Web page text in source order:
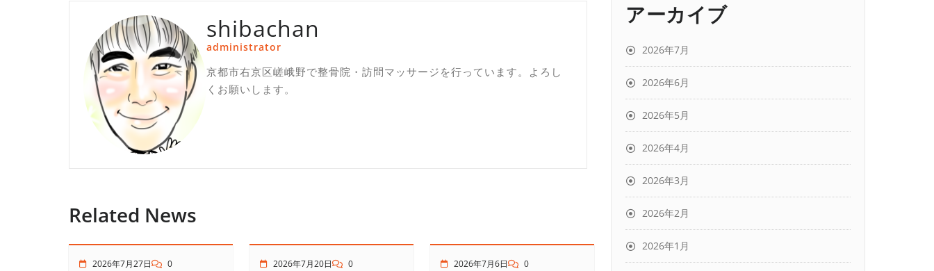
シ
ョ
ン
shibachan
administrator
京都市右京区嵯峨野で整骨院・訪問マッサージを行っています。よろし
くお願いします。
Related News
2026年7月27日 0 2026年7月20日 0 2026年7月6日 0
アーカイブ
2026年7月
2026年6月
2026年5月
2026年4月
2026年3月
2026年2月
2026年1月